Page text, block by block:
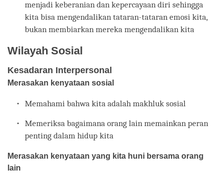
menjadi keberanian dan kepercayaan diri sehingga
kita bisa mengendalikan tataran-tataran emosi kita,
bukan membiarkan mereka mengendalikan kita
Wilayah Sosial
Kesadaran Interpersonal
Merasakan kenyataan sosial
Memahami bahwa kita adalah makhluk sosial
Memeriksa bagaimana orang lain memainkan peran
penting dalam hidup kita
Merasakan kenyataan yang kita huni bersama orang
lain